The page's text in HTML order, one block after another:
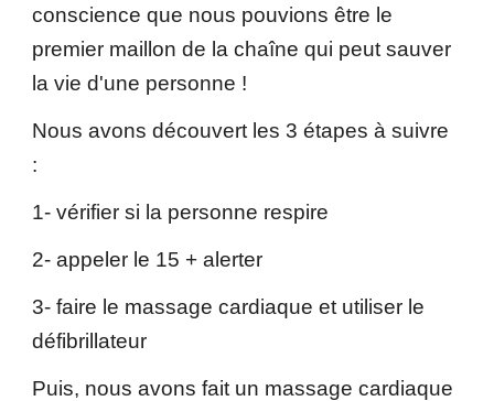
conscience que nous pouvions être le
premier maillon de la chaîne qui peut sauver
la vie d'une personne !
Nous avons découvert les 3 étapes à suivre
:
1- vérifier si la personne respire
2- appeler le 15 + alerter
3- faire le massage cardiaque et utiliser le
défibrillateur
Puis, nous avons fait un massage cardiaque